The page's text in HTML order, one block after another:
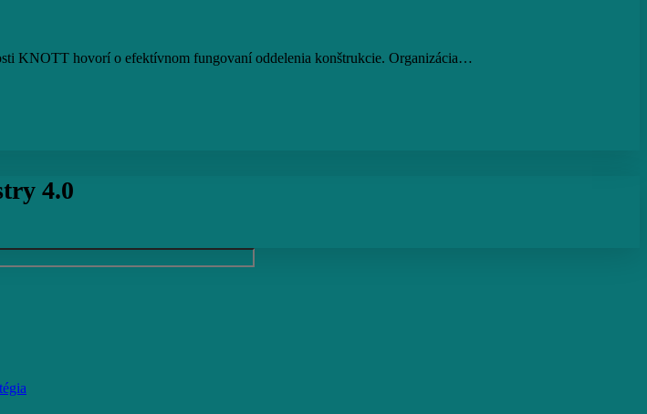
KNOTT hovorí o efektívnom fungovaní oddelenia konštrukcie. Organizácia…
4.0